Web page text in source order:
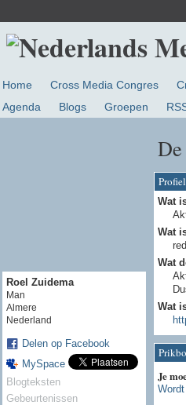
Home Cross Media Congres
Agenda
Blogs Groepen
Roel Zuidema
Man
Almere
Nederland
Delen op Facebook
MySpace
Blogteksten
Gebeurtenissen
Wat
Wat
Wat
Wat
Je